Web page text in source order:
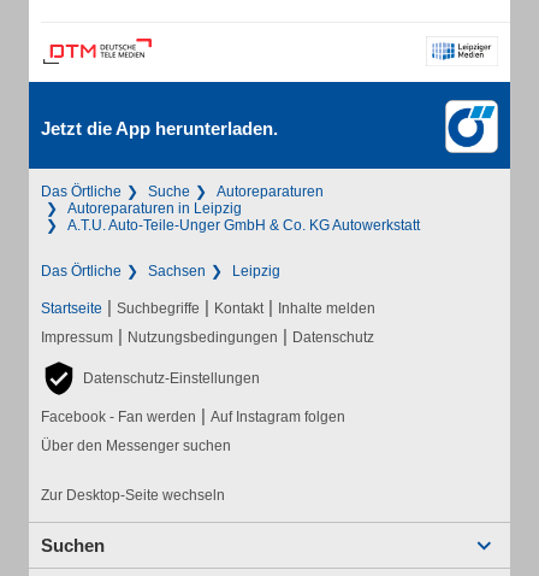
Jetzt die App herunterladen.
Das Örtliche Suche
Autoreparaturen
Autoreparaturen in Leipzig
A.T.U. Auto-Teile-Unger GmbH & Co. KG Autowerkstatt
Das Örtliche Sachsen Leipzig
Startseite | Suchbegriffe | Kontakt | Inhalte melden
Impressum | Nutzungsbedingungen | Datenschutz
Datenschutz-Einstellungen
Facebook - Fan werden | Auf Instagram folgen
Über den Messenger suchen
Zur Desktop-Seite wechseln
Suchen